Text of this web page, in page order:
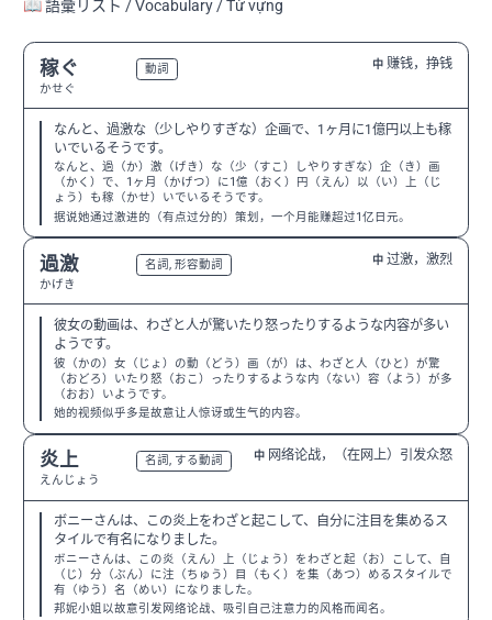
📖 語彙リスト / Vocabulary / Từ vựng
稼ぐ
かせぐ
動詞 中 赚钱，挣钱
なんと、過激な（少しやりすぎな）企画で、1ヶ月に1億円以上も稼
いでいるそうです。
なんと、過（か）激（げき）な（少（すこ）しやりすぎな）企（き）画
（かく）で、1ヶ月（かげつ）に1億（おく）円（えん）以（い）上（じ
ょう）も稼（かせ）いでいるそうです。
据说她通过激进的（有点过分的）策划，一个月能赚超过1亿日元。
過激
かげき
名詞, 形容動詞 中 过激，激烈
彼女の動画は、わざと人が驚いたり怒ったりするような内容が多い
ようです。
彼（かの）女（じょ）の動（どう）画（が）は、わざと人（ひと）が驚
（おどろ）いたり怒（おこ）ったりするような内（ない）容（よう）が多
（おお）いようです。
她的视频似乎多是故意让人惊讶或生气的内容。
炎上
えんじょう
名詞, する動詞 中 网络论战，（在网上）引发众怒
ボニーさんは、この炎上をわざと起こして、自分に注目を集めるス
タイルで有名になりました。
ボニーさんは、この炎（えん）上（じょう）をわざと起（お）こして、自
（じ）分（ぶん）に注（ちゅう）目（もく）を集（あつ）めるスタイルで
有（ゆう）名（めい）になりました。
邦妮小姐以故意引发网络论战、吸引自己注意力的风格而闻名。